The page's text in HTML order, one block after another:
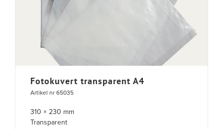
Fotokuvert transparent A4
Artikel nr 65035
310 × 230 mm
Transparent